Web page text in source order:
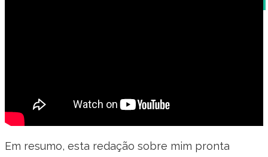
Em resumo, esta redação sobre mim pronta